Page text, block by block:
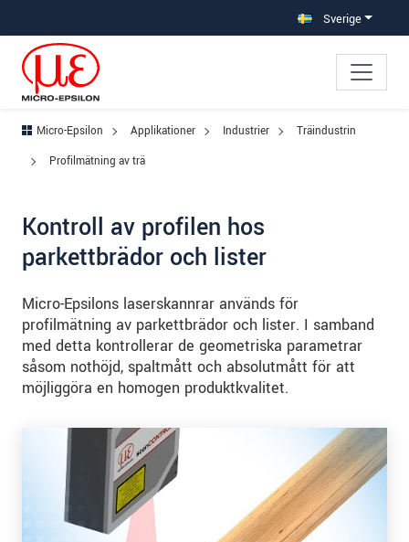
Sverige
Micro-Epsilon Applikationer Industrier
Träindustrin
Profilmätning av trä
Kontroll av profilen hos
parkettbrädor och lister
Micro-Epsilons laserskannrar används för
profilmätning av parkettbrädor och lister. I samband
med detta kontrollerar de geometriska parametrar
såsom nothöjd, spaltmått och absolutmått för att
möjliggöra en homogen produktkvalitet.